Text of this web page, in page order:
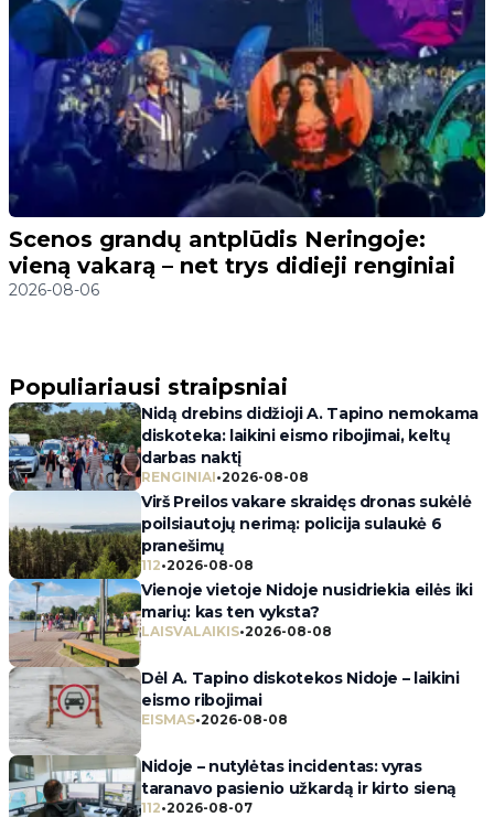
Scenos grandų antplūdis Neringoje:
vieną vakarą – net trys didieji renginiai
2026-08-06
Populiariausi straipsniai
Nidą drebins didžioji A. Tapino nemokama
diskoteka: laikini eismo ribojimai, keltų
darbas naktį
RENGINIAI•2026-08-08
Virš Preilos vakare skraidęs dronas sukėlė
poilsiautojų nerimą: policija sulaukė 6
pranešimų
112•2026-08-08
Vienoje vietoje Nidoje nusidriekia eilės iki
marių: kas ten vyksta?
LAISVALAIKIS•2026-08-08
Dėl A. Tapino diskotekos Nidoje – laikini
eismo ribojimai
EISMAS•2026-08-08
Nidoje – nutylėtas incidentas: vyras
taranavo pasienio užkardą ir kirto sieną
112•2026-08-07